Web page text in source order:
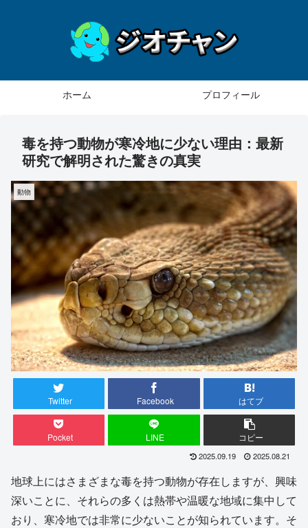
ホーム プロフィール
毒を持つ動物が寒冷地に少ない理由：最新
研究で解明された驚きの真実
動物
Twitter Facebook はてブ
Pocket LINE コピー
2025.09.19 2025.08.21
地球上にはさまざまな毒を持つ動物が存在しますが、興味
深いことに、それらの多くは熱帯や温暖な地域に集中して
おり、寒冷地では非常に少ないことが知られています。そ